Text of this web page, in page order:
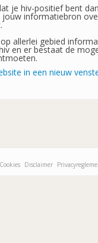
je hiv-positief bent
jouw informatiebron
allerlei gebied
en er bestaat de
in een nieuw
Cookies Disclaimer